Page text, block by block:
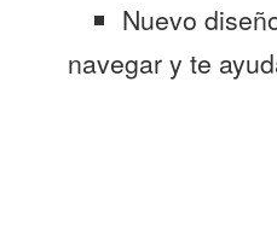
Nuevo
navegar y te